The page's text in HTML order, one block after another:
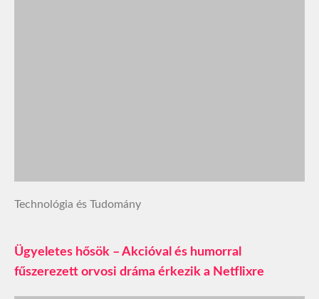
Technológia és Tudomány
Ügyeletes hősök – Akcióval és humorral
fűszerezett orvosi dráma érkezik a Netflixre